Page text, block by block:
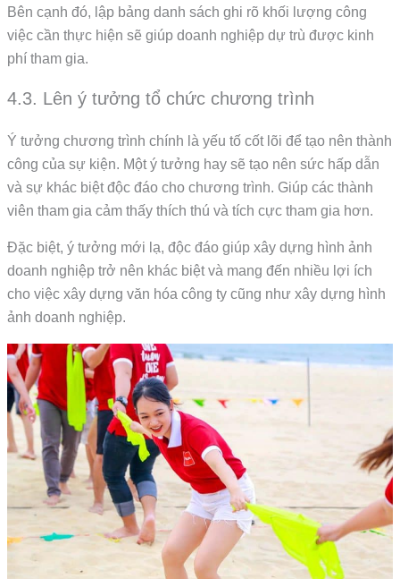
Bên cạnh đó, lập bảng danh sách ghi rõ khối lượng công
việc cần thực hiện sẽ giúp doanh nghiệp dự trù được kinh
phí tham gia.
4.3. Lên ý tưởng tổ chức chương trình
Ý tưởng chương trình chính là yếu tố cốt lõi để tạo nên thành
công của sự kiện. Một ý tưởng hay sẽ tạo nên sức hấp dẫn
và sự khác biệt độc đáo cho chương trình. Giúp các thành
viên tham gia cảm thấy thích thú và tích cực tham gia hơn.
Đặc biệt, ý tưởng mới lạ, độc đáo giúp xây dựng hình ảnh
doanh nghiệp trở nên khác biệt và mang đến nhiều lợi ích
cho việc xây dựng văn hóa công ty cũng như xây dựng hình
ảnh doanh nghiệp.